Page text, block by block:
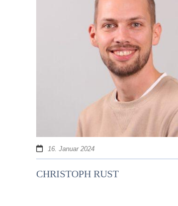
16. Januar 2024
CHRISTOPH RUST